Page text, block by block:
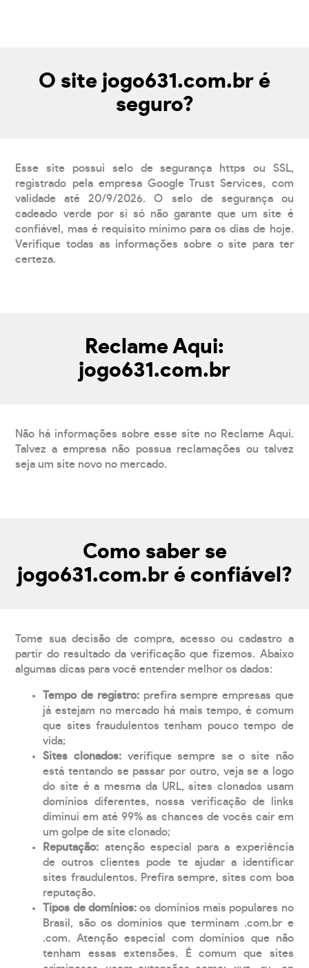
O site jogo631.com.br é
seguro?
Esse site possui selo de segurança https ou SSL,
registrado pela empresa Google Trust Services, com
validade até 20/9/2026. O selo de segurança ou
cadeado verde por si só não garante que um site é
confiável, mas é requisito mínimo para os dias de hoje.
Verifique todas as informações sobre o site para ter
certeza.
Reclame Aqui:
jogo631.com.br
Não há informações sobre esse site no Reclame Aqui.
Talvez a empresa não possua reclamações ou talvez
seja um site novo no mercado.
Como saber se
jogo631.com.br é confiável?
Tome sua decisão de compra, acesso ou cadastro a
partir do resultado da verificação que fizemos. Abaixo
algumas dicas para você entender melhor os dados:
Tempo de registro: prefira sempre empresas que
já estejam no mercado há mais tempo, é comum
que sites fraudulentos tenham pouco tempo de
vida;
Sites clonados: verifique sempre se o site não
está tentando se passar por outro, veja se a logo
do site é a mesma da URL, sites clonados usam
domínios diferentes, nossa verificação de links
diminui em até 99% as chances de vocês cair em
um golpe de site clonado;
Reputação: atenção especial para a experiência
de outros clientes pode te ajudar a identificar
sites fraudulentos. Prefira sempre, sites com boa
reputação.
Tipos de domínios:os domínios mais populares no
Brasil, são os domínios que terminam .com.br e
.com. Atenção especial com domínios que não
tenham essas extensões. É comum que sites